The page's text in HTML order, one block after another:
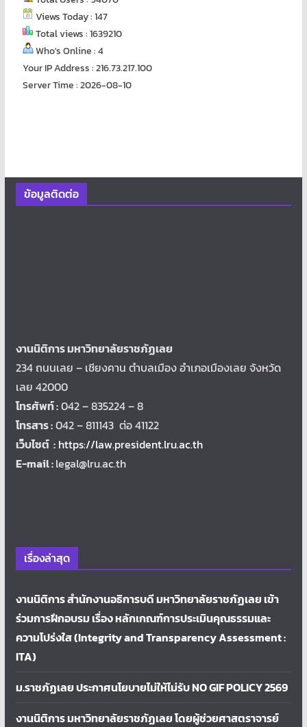
Views Today : 147
Total views : 1639210
Who's Online : 4
Your IP Address : 216.73.217.100
Server Time : 2026-08-10
ข้อมูลติดต่อ
งานนิติการ มหาวิทยาลัยราชภัฏเลย
234 ถนนเลย – เชียงคาน ตำบลเมือง อำเภอเมืองเลย จังหวัด
เลย 42000
โทรศัพท์ :042 – 835224 – 8
โทรสาร :042 – 811143 ต่อ 41122
เว็บไซต์ : https://law.president.lru.ac.th
E-mail :legal@lru.ac.th
เรื่องล่าสุด
งานนิติการ สำนักงานอธิการบดี มหาวิทยาลัยราชภัฏเลย เข้า
ร่วมการฝึกอบรม เรื่อง หลักเกณฑ์การประเมินคุณธรรมและ
ความโปร่งใส (Integrity and Transparency Assessment :
ITA)
ม.ราชภัฏเลย ประกาศนโยบายไม่ให้ไม่รับ NO GIF POLICY 2569
งานนิติการ มหาวิทยาลัยราชภัฏเลย โดยผู้ช่วยศาสตราจารย์